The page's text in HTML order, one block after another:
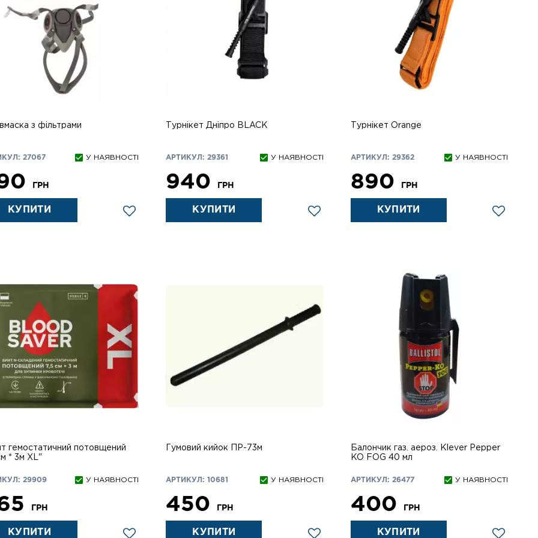
з фільтрами
27067 У НАЯВНОСТІ
ГРН
КУПИТИ
Турнікет Дніпро BLACK
АРТИКУЛ: 29361 У НАЯВНОСТІ
940 ГРН
КУПИТИ
Турнікет Оrange
АРТИКУЛ: 29362 У НАЯВНОСТІ
890 ГРН
КУПИТИ
гемостатичний потовщений
7,5 см * 3м XL"
29909 У НАЯВНОСТІ
ГРН
КУПИТИ
Гумовий кийок ПР-73м
АРТИКУЛ: 10681 У НАЯВНОСТІ
450 ГРН
КУПИТИ
Балончик газ. аероз. Klever Pepper
KO FOG 40 мл
АРТИКУЛ: 26477 У НАЯВНОСТІ
400 ГРН
КУПИТИ